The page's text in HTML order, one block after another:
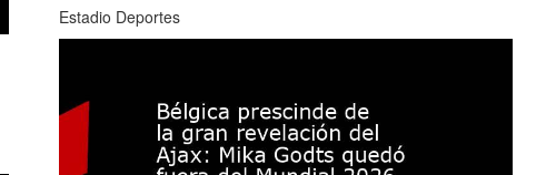
Estadio Deportes